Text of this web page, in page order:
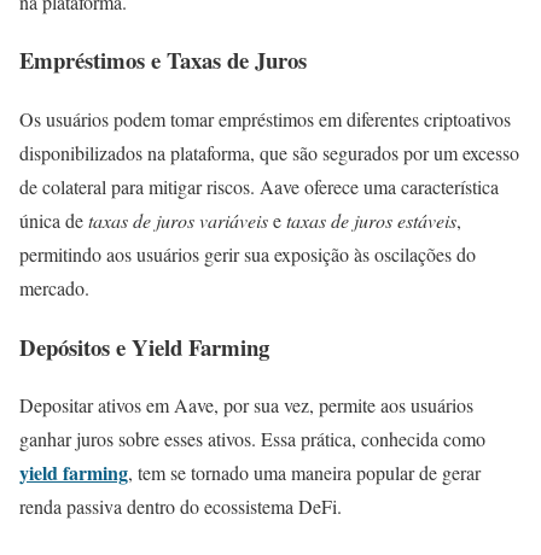
Empréstimos e Taxas de Juros
Os usuários podem tomar empréstimos em diferentes criptoativos
disponibilizados na plataforma, que são segurados por um excesso
de colateral para mitigar riscos. Aave oferece uma característica
única detaxas de juros variáveisetaxas de juros estáveis,
permitindo aos usuários gerir sua exposição às oscilações do
mercado.
Depósitos e Yield Farming
Depositar ativos em Aave, por sua vez, permite aos usuários
ganhar juros sobre esses ativos. Essa prática, conhecida como
yield farming, tem se tornado uma maneira popular de gerar
renda passiva dentro do ecossistema DeFi.